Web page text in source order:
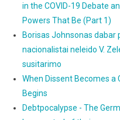
in the COVID-19 Debate
Powers That Be (Part 1)
Borisas Johnsonas dabar
nacionalistai neleido V.
susitarimo
When Dissent Becomes a
Begins
Debtpocalypse - The